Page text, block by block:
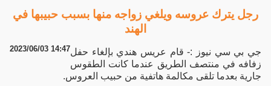
رجل يترك عروسه ويلغي زواجه منها بسبب حبيبها في
الهند
2023/06/03 14:47جي بي سي نيوز :- قام عريس هندي بإلغاء حفل
زفافه في منتصف الطريق عندما كانت الطقوس
جارية بعدما تلقى مكالمة هاتفية من حبيب العروس.